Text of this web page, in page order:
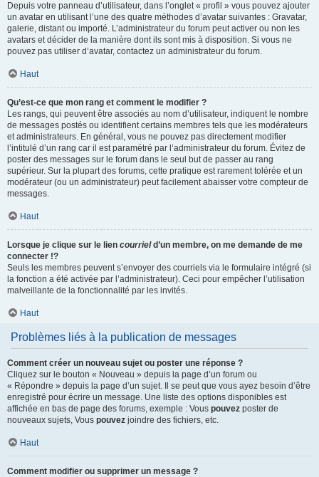
Depuis votre panneau d’utilisateur, dans l’onglet « profil » vous pouvez ajouter
un avatar en utilisant l’une des quatre méthodes d’avatar suivantes : Gravatar,
galerie, distant ou importé. L’administrateur du forum peut activer ou non les
avatars et décider de la manière dont ils sont mis à disposition. Si vous ne
pouvez pas utiliser d’avatar, contactez un administrateur du forum.
Haut
Qu’est-ce que mon rang et comment le modifier ?
Les rangs, qui peuvent être associés au nom d’utilisateur, indiquent le nombre
de messages postés ou identifient certains membres tels que les modérateurs
et administrateurs. En général, vous ne pouvez pas directement modifier
l’intitulé d’un rang car il est paramétré par l’administrateur du forum. Évitez de
poster des messages sur le forum dans le seul but de passer au rang
supérieur. Sur la plupart des forums, cette pratique est rarement tolérée et un
modérateur (ou un administrateur) peut facilement abaisser votre compteur de
messages.
Haut
Lorsque je clique sur le lien courrield’un membre, on me demande de me
connecter !?
Seuls les membres peuvent s’envoyer des courriels via le formulaire intégré (si
la fonction a été activée par l’administrateur). Ceci pour empêcher l’utilisation
malveillante de la fonctionnalité par les invités.
Haut
Problèmes liés à la publication de messages
Comment créer un nouveau sujet ou poster une réponse ?
Cliquez sur le bouton « Nouveau » depuis la page d’un forum ou
« Répondre » depuis la page d’un sujet. Il se peut que vous ayez besoin d’être
enregistré pour écrire un message. Une liste des options disponibles est
affichée en bas de page des forums, exemple : Vous pouvez poster de
nouveaux sujets, Vous pouvez joindre des fichiers, etc.
Haut
Comment modifier ou supprimer un message ?